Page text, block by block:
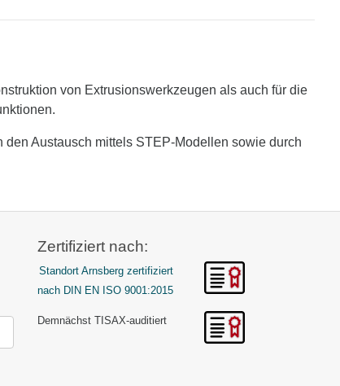
von Extrusionswerkzeugen als auch für die
Austausch mittels STEP-Modellen sowie durch
Zertifiziert nach:
Standort Arnsberg zertifiziert
nach DIN EN ISO 9001:2015
Demnächst TISAX-auditiert